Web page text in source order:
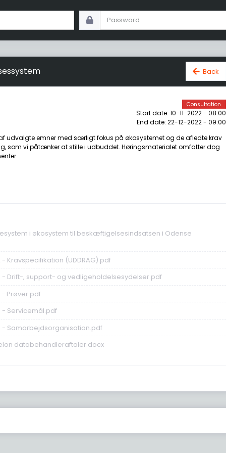
Back
Consultation
Start date: 10-11-2022 - 08:00
End date: 22-12-2022 - 09:00
udvalgte emner med særligt fokus på økosystemet og de afledte krav
som vi påtænker at stille i udbuddet. Høringsmaterialet omfatter dog
i økosystem til beskæftigelsesindsatsen i Odense
Kravspecifikation (UDDRAG).pdf
- Drift-, support- og vedligeholdelsesydelser.pdf
- Prøver.pdf
- Servicemål.pdf
- Samarbejdsorganisation.pdf
databehandleraftaler.docx